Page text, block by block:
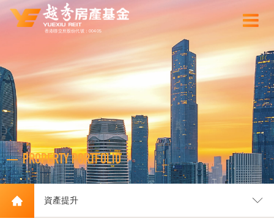
香港聯交所股份代號：00405
PROPERTY PORTFOLIO
資產提升